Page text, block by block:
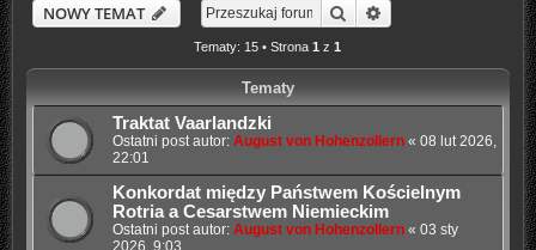
NOWY TEMAT Szukaj Wyszukiwanie
Tematy: 15 • Strona1 z1
Tematy
Traktat Vaarlandzki
Ostatni post autor: August von Hohenzollern« 08 lut 2026,
22:01
Konkordat między Państwem Kościelnym
Rotria a Cesarstwem Niemieckim
Ostatni post autor: August von Hohenzollern« 03 sty
2026, 9:03